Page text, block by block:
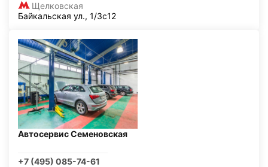
Щелковская
Байкальская ул., 1/3с12
Автосервис Семеновская
+7 (495) 085-74-61